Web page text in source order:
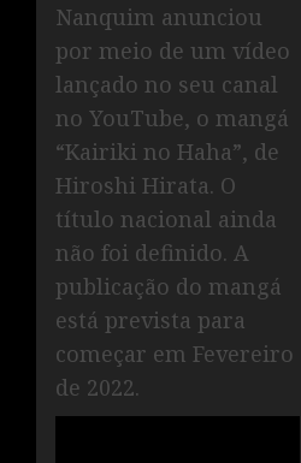
Nanquim anunciou
por meio de um vídeo
lançado no seu canal
no YouTube, o mangá
“Kairiki no Haha”, de
Hiroshi Hirata. O
título nacional ainda
não foi definido. A
publicação do mangá
está prevista para
começar em Fevereiro
de 2022.